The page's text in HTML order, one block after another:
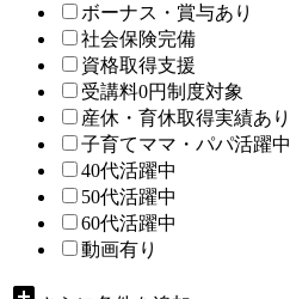
ボーナス・賞与あり
社会保険完備
資格取得支援
受講料0円制度対象
産休・育休取得実績あり
子育てママ・パパ活躍中
40代活躍中
50代活躍中
60代活躍中
動画有り